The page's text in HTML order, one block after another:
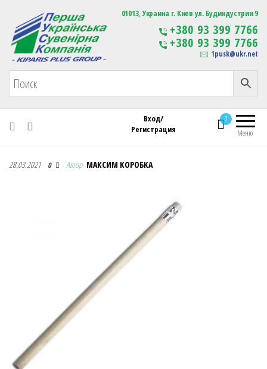
Первая Украинская Сувенирная Компания Изготовление
сувенирной продукции
с логотипом
01013, Украина г. Киев ул. Будиндустрии 9
+380 93 399 7766
+380 93 399 7766
1pusk@ukr.net
Меню
0
Вход/
Регистрация
Первая Украинская Сувенирная Компания
28.03.2021 0 Автор МАКСИМ КОРОБКА